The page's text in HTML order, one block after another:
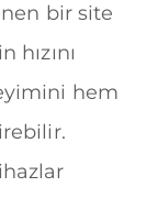
bir site
hem